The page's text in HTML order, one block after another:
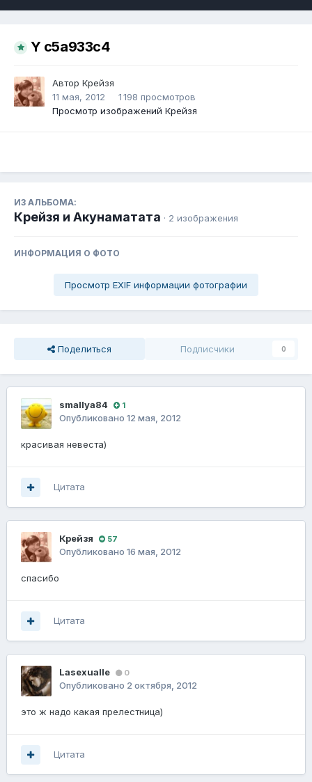
Y c5a933c4
Автор Крейзя
11 мая, 2012
1 198 просмотров
Просмотр изображений Крейзя
ИЗ АЛЬБОМА:
Крейзя и Акунаматата · 2 изображения
ИНФОРМАЦИЯ О ФОТО
Просмотр EXIF информации фотографии
Поделиться Подписчики 0
smallya84 1
Опубликовано 12 мая, 2012
красивая невеста)
Цитата
Крейзя 57
Опубликовано 16 мая, 2012
спасибо
Цитата
Lasexualle 0
Опубликовано 2 октября, 2012
это ж надо какая прелестница)
Цитата